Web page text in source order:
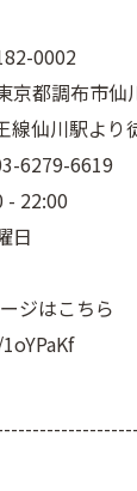
0002
市仙川町
仙川駅より
6619
22:00
ジはこちら